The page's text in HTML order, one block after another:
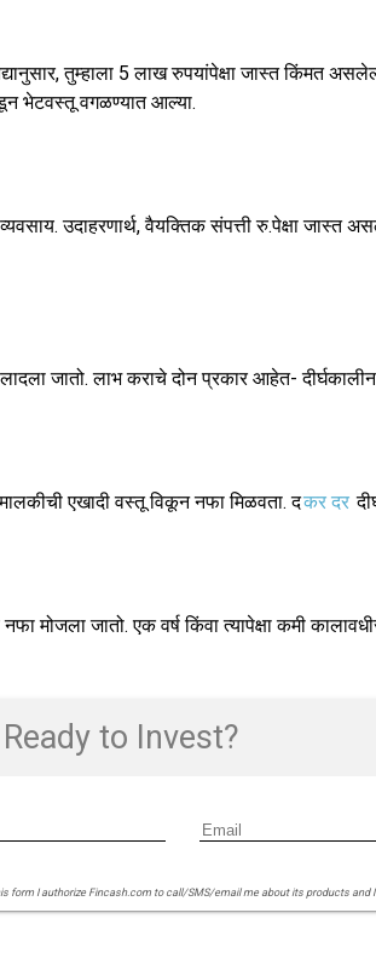
तुम्हाला 5 लाख रुपयांपेक्षा जास्त किंमत
भेटवस्तू वगळण्यात आल्या.
उदाहरणार्थ, वैयक्तिक संपत्ती रु.पेक्षा जास्त
जातो. लाभ कराचे दोन प्रकार आहेत- दीर्घकालीन
एखादी वस्तू विकून नफा मिळवता. दकर दर
मोजला जातो. एक वर्ष किंवा त्यापेक्षा कमी
Ready to Invest?
form I authorize Fincash.com to call/SMS/email me about its products and